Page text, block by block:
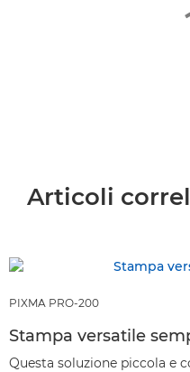
Articoli
PIXMA PRO-200
Stampa versatile
Questa soluzione piccola e